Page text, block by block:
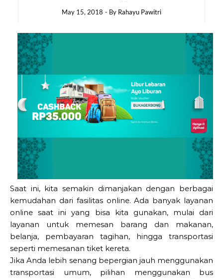
May 15, 2018 - By Rahayu Pawitri
Saat ini, kita semakin dimanjakan dengan berbagai
kemudahan dari fasilitas online. Ada banyak layanan
online saat ini yang bisa kita gunakan, mulai dari
layanan untuk memesan barang dan makanan,
belanja, pembayaran tagihan, hingga transportasi
seperti memesanan tiket kereta.
Jika Anda lebih senang bepergian jauh menggunakan
transportasi umum, pilihan menggunakan bus